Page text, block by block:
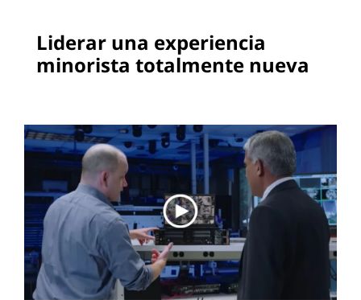
Liderar una experiencia
minorista totalmente nueva